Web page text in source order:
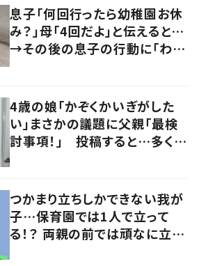
息子「何回行ったら幼稚園お休
み？」母「4回だよ」と伝えると…
→その後の息子の行動に「わか
4歳の娘「かぞくかいぎがした
い」まさかの議題に父親「最検
討事項！」 投稿すると…多くの
つかまり立ちしかできない我が
子…保育園では1人で立って
る！？ 両親の前では頑なに立た